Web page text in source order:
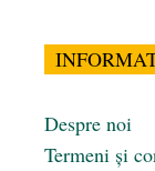
Despre noi
Termeni și